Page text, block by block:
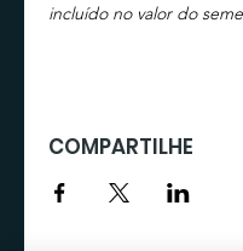
incluído no valor do
COMPARTILHE